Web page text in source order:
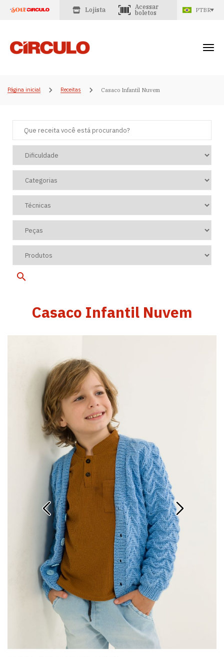
Lojista
Acessar
boletos
PTBR
Página inicial Receitas Casaco Infantil Nuvem
Casaco Infantil Nuvem